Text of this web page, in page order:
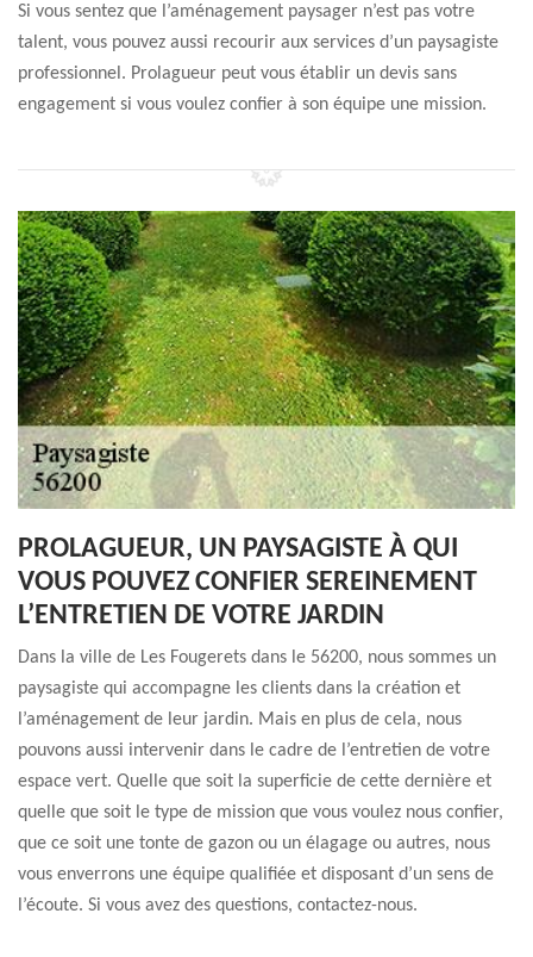
Si vous sentez que l’aménagement paysager n’est pas votre
talent, vous pouvez aussi recourir aux services d’un paysagiste
professionnel. Prolagueur peut vous établir un devis sans
engagement si vous voulez confier à son équipe une mission.
PROLAGUEUR, UN PAYSAGISTE À QUI
VOUS POUVEZ CONFIER SEREINEMENT
L’ENTRETIEN DE VOTRE JARDIN
Dans la ville de Les Fougerets dans le 56200, nous sommes un
paysagiste qui accompagne les clients dans la création et
l’aménagement de leur jardin. Mais en plus de cela, nous
pouvons aussi intervenir dans le cadre de l’entretien de votre
espace vert. Quelle que soit la superficie de cette dernière et
quelle que soit le type de mission que vous voulez nous confier,
que ce soit une tonte de gazon ou un élagage ou autres, nous
vous enverrons une équipe qualifiée et disposant d’un sens de
l’écoute. Si vous avez des questions, contactez-nous.